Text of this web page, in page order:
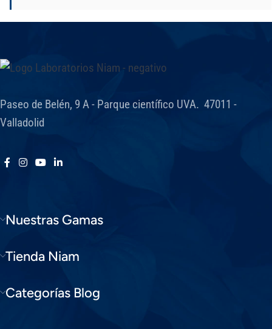
Paseo de Belén, 9 A - Parque científico UVA. 47011 -
Valladolid
Nuestras Gamas
Tienda Niam
Categorías Blog